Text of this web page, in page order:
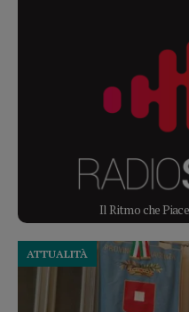
Il Ritmo che
ATTUALITÀ